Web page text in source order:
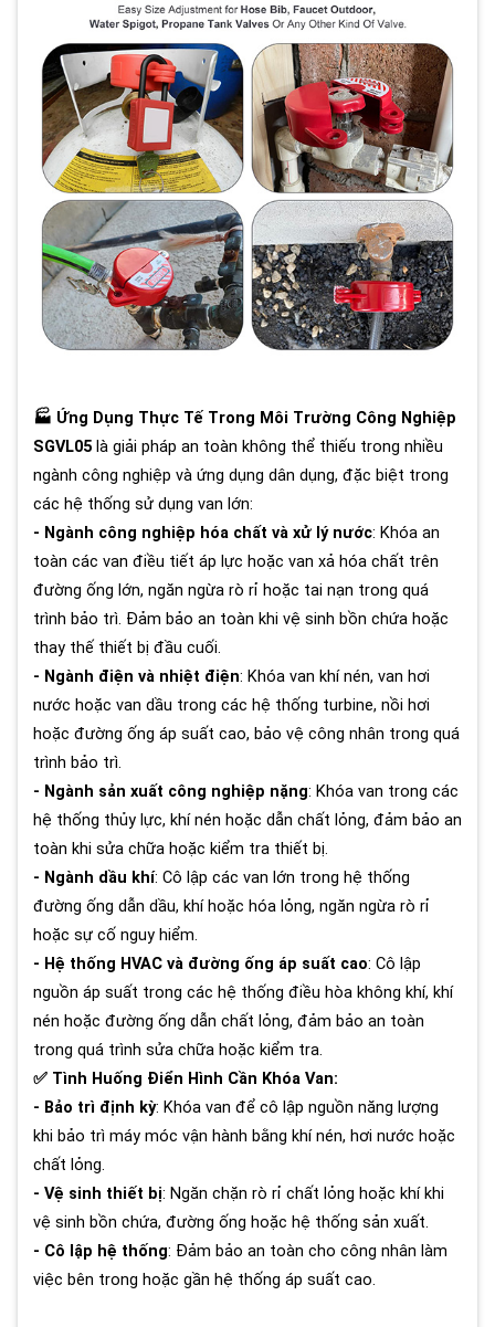
🏭 Ứng Dụng Thực Tế Trong Môi Trường Công Nghiệp
SGVL05 là giải pháp an toàn không thể thiếu trong nhiều
ngành công nghiệp và ứng dụng dân dụng, đặc biệt trong
các hệ thống sử dụng van lớn:
- Ngành công nghiệp hóa chất và xử lý nước: Khóa an
toàn các van điều tiết áp lực hoặc van xả hóa chất trên
đường ống lớn, ngăn ngừa rò rỉ hoặc tai nạn trong quá
trình bảo trì. Đảm bảo an toàn khi vệ sinh bồn chứa hoặc
thay thế thiết bị đầu cuối.
- Ngành điện và nhiệt điện: Khóa van khí nén, van hơi
nước hoặc van dầu trong các hệ thống turbine, nồi hơi
hoặc đường ống áp suất cao, bảo vệ công nhân trong quá
trình bảo trì.
- Ngành sản xuất công nghiệp nặng: Khóa van trong các
hệ thống thủy lực, khí nén hoặc dẫn chất lỏng, đảm bảo an
toàn khi sửa chữa hoặc kiểm tra thiết bị.
- Ngành dầu khí: Cô lập các van lớn trong hệ thống
đường ống dẫn dầu, khí hoặc hóa lỏng, ngăn ngừa rò rỉ
hoặc sự cố nguy hiểm.
- Hệ thống HVAC và đường ống áp suất cao: Cô lập
nguồn áp suất trong các hệ thống điều hòa không khí, khí
nén hoặc đường ống dẫn chất lỏng, đảm bảo an toàn
trong quá trình sửa chữa hoặc kiểm tra.
✅ Tình Huống Điển Hình Cần Khóa Van:
- Bảo trì định kỳ: Khóa van để cô lập nguồn năng lượng
khi bảo trì máy móc vận hành bằng khí nén, hơi nước hoặc
chất lỏng.
- Vệ sinh thiết bị: Ngăn chặn rò rỉ chất lỏng hoặc khí khi
vệ sinh bồn chứa, đường ống hoặc hệ thống sản xuất.
- Cô lập hệ thống: Đảm bảo an toàn cho công nhân làm
việc bên trong hoặc gần hệ thống áp suất cao.